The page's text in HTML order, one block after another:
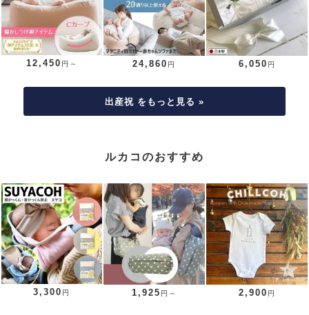
12,450 円～ 24,860 円 6,050 円
出産祝 をもっと見る »
ルカコのおすすめ
3,300 円 1,925 円～ 2,900 円